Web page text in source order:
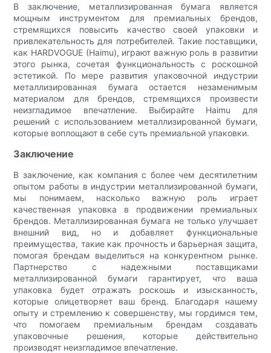
В заключение, металлизированная бумага является
мощным инструментом для премиальных брендов,
стремящихся повысить качество своей упаковки и
привлекательность для потребителей. Такие поставщики,
как HARDVOGUE (Haimu), играют важную роль в развитии
этого рынка, сочетая функциональность с роскошной
эстетикой. По мере развития упаковочной индустрии
металлизированная бумага остается незаменимым
материалом для брендов, стремящихся произвести
неизгладимое впечатление. Выбирайте Haimu для
решений с использованием металлизированной бумаги,
которые воплощают в себе суть премиальной упаковки.
Заключение
В заключение, как компания с более чем десятилетним
опытом работы в индустрии металлизированной бумаги,
мы понимаем, насколько важную роль играет
качественная упаковка в продвижении премиальных
брендов. Металлизированная бумага не только улучшает
внешний вид, но и добавляет функциональные
преимущества, такие как прочность и барьерная защита,
помогая брендам выделиться на конкурентном рынке.
Партнерство с надежными поставщиками
металлизированной бумаги гарантирует, что ваша
упаковка будет отражать роскошь и изысканность,
которые олицетворяет ваш бренд. Благодаря нашему
опыту и стремлению к совершенству, мы гордимся тем,
что помогаем премиальным брендам создавать
упаковочные решения, которые действительно
производят неизгладимое впечатление.